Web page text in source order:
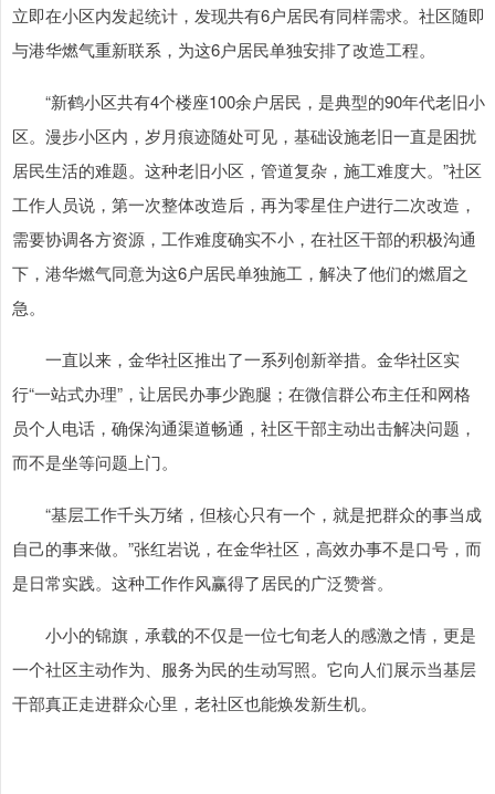
立即在小区内发起统计，发现共有6户居民有同样需求。社区随即
与港华燃气重新联系，为这6户居民单独安排了改造工程。
“新鹤小区共有4个楼座100余户居民，是典型的90年代老旧小
区。漫步小区内，岁月痕迹随处可见，基础设施老旧一直是困扰
居民生活的难题。这种老旧小区，管道复杂，施工难度大。”社区
工作人员说，第一次整体改造后，再为零星住户进行二次改造，
需要协调各方资源，工作难度确实不小，在社区干部的积极沟通
下，港华燃气同意为这6户居民单独施工，解决了他们的燃眉之
急。
一直以来，金华社区推出了一系列创新举措。金华社区实
行“一站式办理”，让居民办事少跑腿；在微信群公布主任和网格
员个人电话，确保沟通渠道畅通，社区干部主动出击解决问题，
而不是坐等问题上门。
“基层工作千头万绪，但核心只有一个，就是把群众的事当成
自己的事来做。”张红岩说，在金华社区，高效办事不是口号，而
是日常实践。这种工作作风赢得了居民的广泛赞誉。
小小的锦旗，承载的不仅是一位七旬老人的感激之情，更是
一个社区主动作为、服务为民的生动写照。它向人们展示当基层
干部真正走进群众心里，老社区也能焕发新生机。